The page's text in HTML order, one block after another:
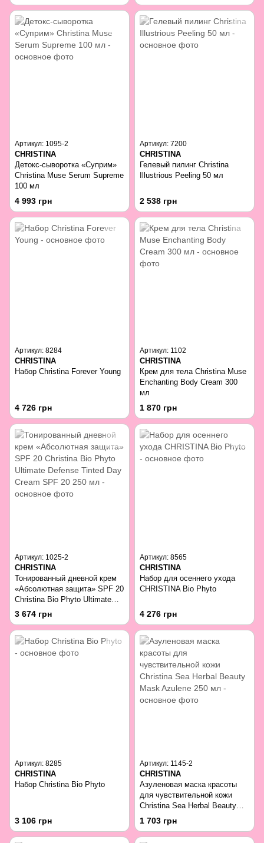
Артикул: 1095-2
CHRISTINA
Детокс-сыворотка «Суприм»
Christina Muse Serum Supreme
100 мл
4 993 грн
Артикул: 7200
CHRISTINA
Гелевый пилинг Christina
Illustrious Peeling 50 мл
2 538 грн
Артикул: 8284
CHRISTINA
Набор Christina Forever Young
4 726 грн
Артикул: 1102
CHRISTINA
Крем для тела Christina Muse
Enchanting Body Cream 300
мл
1 870 грн
Артикул: 1025-2
CHRISTINA
Тонированный дневной крем
«Абсолютная защита» SPF 20
Christina Bio Phyto Ultimate
Defense Tinted Day Cream
SPF 20 250 мл
3 674 грн
Артикул: 8565
CHRISTINA
Набор для осеннего ухода
CHRISTINA Bio Phyto
4 276 грн
Артикул: 8285
CHRISTINA
Набор Christina Bio Phyto
3 106 грн
Артикул: 1145-2
CHRISTINA
Азуленовая маска красоты
для чувствительной кожи
Christina Sea Herbal Beauty
Mask Azulene 250 мл
1 703 грн